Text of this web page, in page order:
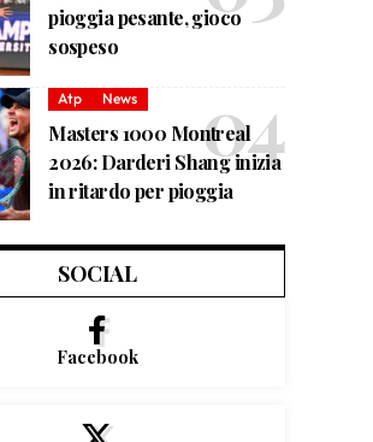
pioggia pesante, gioco
sospeso
Atp News
Masters 1000 Montreal
2026: Darderi Shang inizia
in ritardo per pioggia
SOCIAL
Facebook